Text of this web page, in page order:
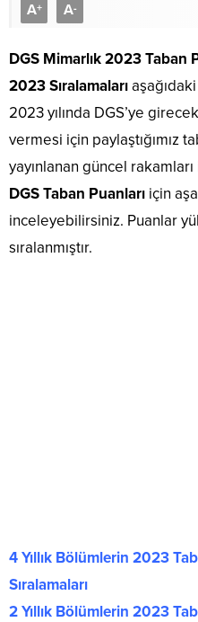
A+ A-
DGS Mimarlık 2023 Taban
2023 Sıralamaları
2023 yılında DGS’ye
vermesi için paylaştığımız
yayınlanan güncel
DGS Taban Puanları için
inceleyebilirsiniz. Puanlar
sıralanmıştır.
4 Yıllık Bölümlerin 2023
Sıralamaları
2 Yıllık Bölümlerin 2023